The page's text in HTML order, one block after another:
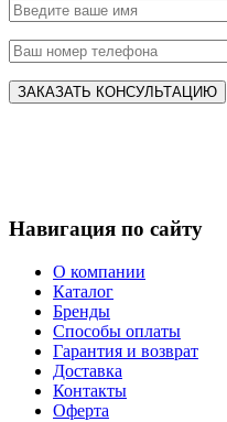
Навигация по сайту
О компании
Каталог
Бренды
Способы оплаты
Гарантия и возврат
Доставка
Контакты
Оферта